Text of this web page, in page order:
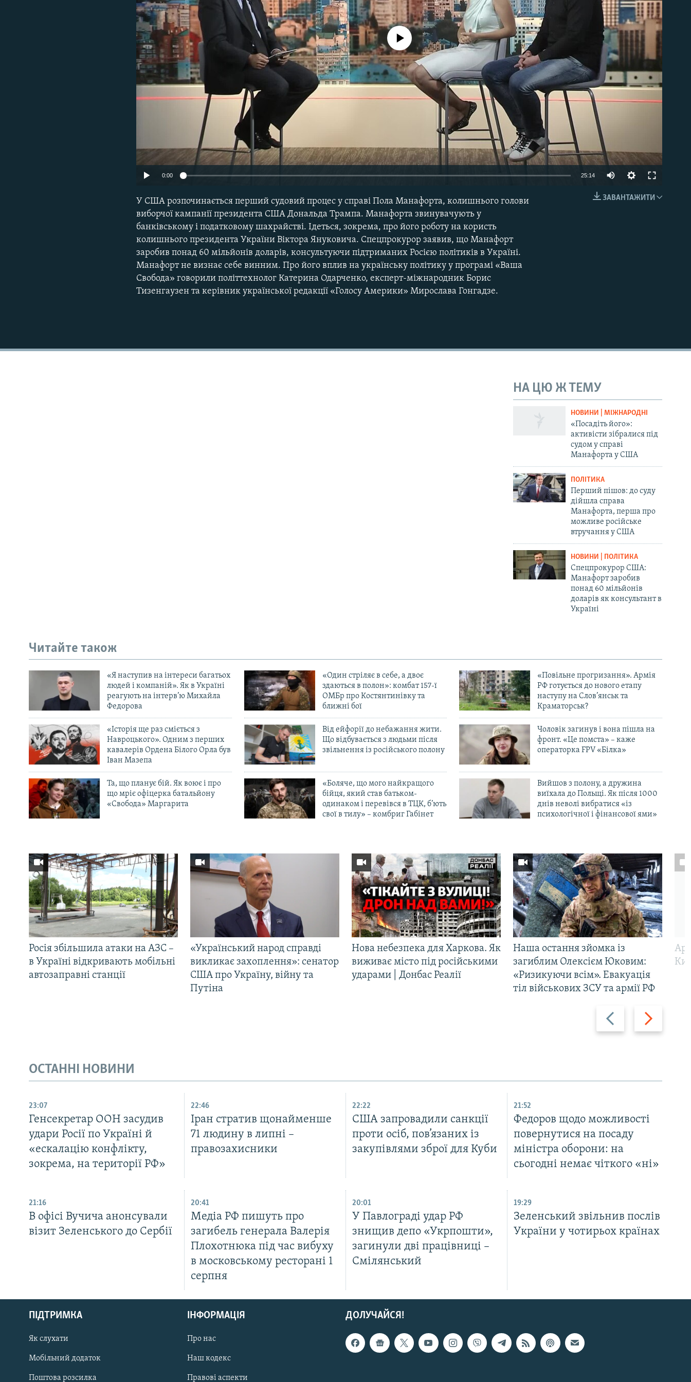
РУС
ДОЛУЧАЙСЯ!
No media source currently available
0:00 25:14
ЗАВАНТАЖИТИ
У США розпочинається перший судовий процес у справі Пола Манафорта, колишнього голови
виборчої кампанії президента США Дональда Трампа. Манафорта звинувачують у
банківському і податковому шахрайстві. Ідеться, зокрема, про його роботу на користь
колишнього президента України Віктора Януковича. Спецпрокурор заявив, що Манафорт
заробив понад 60 мільйонів доларів, консультуючи підтриманих Росією політиків в Україні.
Манафорт не визнає себе винним. Про його вплив на українську політику у програмі «Ваша
Свобода» говорили політтехнолог Катерина Одарченко, експерт-міжнародник Борис
Тизенгаузен та керівник української редакції «Голосу Америки» Мирослава Гонгадзе.
НА ЦЮ Ж ТЕМУ
НОВИНИ | МІЖНАРОДНІ
«Посадіть його»:
активісти зібралися під
судом у справі
Манафорта у США
ПОЛІТИКА
Перший пішов: до суду
дійшла справа
Манафорта, перша про
можливе російське
втручання у США
НОВИНИ | ПОЛІТИКА
Спецпрокурор США:
Манафорт заробив
понад 60 мільйонів
доларів як консультант в
Україні
Читайте також
«Я наступив на інтереси багатьох
людей і компаній». Як в Україні
реагують на інтерв’ю Михайла
Федорова
«Один стріляє в себе, а двоє
здаються в полон»: комбат 157-ї
ОМБр про Костянтинівку та
ближні бої
«Повільне прогризання». Армія
РФ готується до нового етапу
наступу на Слов’янськ та
Краматорськ?
«Історія ще раз сміється з
Навроцького». Одним з перших
кавалерів Ордена Білого Орла був
Іван Мазепа
Від ейфорії до небажання жити.
Що відбувається з людьми після
звільнення із російського полону
Чоловік загинув і вона пішла на
фронт. «Це помста» – каже
операторка FPV «Білка»
Та, що планує бій. Як воює і про
що мріє офіцерка батальйону
«Свобода» Маргарита
«Боляче, що мого найкращого
бійця, який став батьком-
одинаком і перевівся в ТЦК, б’ють
свої в тилу» – комбриг Габінет
Вийшов з полону, а дружина
виїхала до Польщі. Як після 1000
днів неволі вибратися «із
психологічної і фінансової ями»
Назад Вперед
Росія збільшила атаки на АЗС –
в Україні відкривають мобільні
автозаправні станції
«Український народ справді
викликає захоплення»: сенатор
США про Україну, війну та
Путіна
Нова небезпека для Харкова. Як
виживає місто під російськими
ударами | Донбас Реалії
Наша остання зйомка із
загиблим Олексієм Юковим:
«Ризикуючи всім». Евакуація
тіл військових ЗСУ та армії РФ
ОСТАННІ НОВИНИ
23:07
Генсекретар ООН засудив
удари Росії по Україні й
«ескалацію конфлікту,
зокрема, на території РФ»
22:46
Іран стратив щонайменше
71 людину в липні –
правозахисники
22:22
США запровадили санкції
проти осіб, пов’язаних із
закупівлями зброї для Куби
21:52
Федоров щодо можливості
повернутися на посаду
міністра оборони: на
сьогодні немає чіткого «ні»
21:16
В офісі Вучича анонсували
візит Зеленського до Сербії
20:41
Медіа РФ пишуть про
загибель генерала Валерія
Плохотнюка під час вибуху
в московському ресторані 1
серпня
20:01
У Павлограді удар РФ
знищив депо «Укрпошти»,
загинули дві працівниці –
Смілянський
19:29
Зеленський звільнив послів
України у чотирьох країнах
ДОЛУЧАЙСЯ!
ПІДТРИМКА
Як слухати
Мобільний додаток
Поштова розсилка
ІНФОРМАЦІЯ
Про нас
Наш кодекс
Правові аспекти